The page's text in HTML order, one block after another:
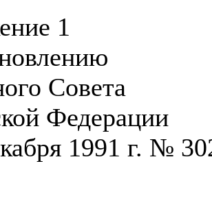
1
Совета
Федерации
1991 г. №